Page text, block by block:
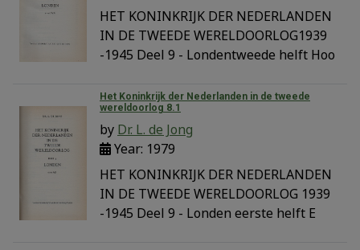
HET KONINKRIJK DER NEDERLANDEN
IN DE TWEEDE WERELDOORLOG1939
-1945 Deel 9 - Londentweede helft Hoo
Het Koninkrijk der Nederlanden in de tweede
wereldoorlog 8.1
by Dr. L. de Jong
Year: 1979
HET KONINKRIJK DER NEDERLANDEN
IN DE TWEEDE WERELDOORLOG 1939
-1945 Deel 9 - Londen eerste helft E